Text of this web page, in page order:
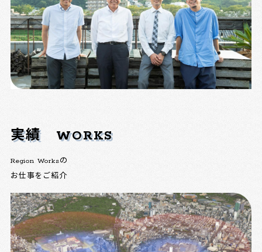
実績 WORKS
Region Worksの
お仕事をご紹介